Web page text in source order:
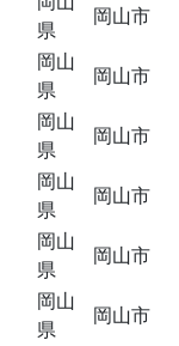
県
岡山市
岡山
県
岡山市
岡山
県
岡山市
岡山
県
岡山市
岡山
県
岡山市
岡山
県
岡山市